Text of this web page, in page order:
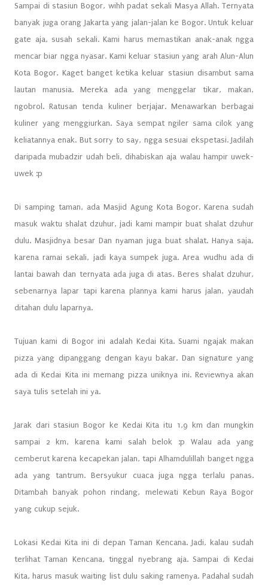
Sampai di stasiun Bogor, wihh padat sekali Masya Allah. Ternyata
banyak juga orang Jakarta yang jalan-jalan ke Bogor. Untuk keluar
gate aja, susah sekali. Kami harus memastikan anak-anak ngga
mencar biar ngga nyasar. Kami keluar stasiun yang arah Alun-Alun
Kota Bogor. Kaget banget ketika keluar stasiun disambut sama
lautan manusia. Mereka ada yang menggelar tikar, makan,
ngobrol. Ratusan tenda kuliner berjajar. Menawarkan berbagai
kuliner yang menggiurkan. Saya sempat ngiler sama cilok yang
keliatannya enak. But sorry to say, ngga sesuai ekspetasi. Jadilah
daripada mubadzir udah beli, dihabiskan aja walau hampir uwek-
uwek :p
Di samping taman, ada Masjid Agung Kota Bogor. Karena sudah
masuk waktu shalat dzuhur, jadi kami mampir buat shalat dzuhur
dulu. Masjidnya besar Dan nyaman juga buat shalat. Hanya saja,
karena ramai sekali, jadi kaya sumpek juga. Area wudhu ada di
lantai bawah dan ternyata ada juga di atas. Beres shalat dzuhur,
sebenarnya lapar tapi karena plannya kami harus jalan, yaudah
ditahan dulu laparnya.
Tujuan kami di Bogor ini adalah Kedai Kita. Suami ngajak makan
pizza yang dipanggang dengan kayu bakar. Dan signature yang
ada di Kedai Kita ini memang pizza uniknya ini. Reviewnya akan
saya tulis setelah ini ya.
Jarak dari stasiun Bogor ke Kedai Kita itu 1,9 km dan mungkin
sampai 2 km, karena kami salah belok :p Walau ada yang
cemberut karena kecapekan jalan, tapi Alhamdulillah banget ngga
ada yang tantrum. Bersyukur cuaca juga ngga terlalu panas.
Ditambah banyak pohon rindang, melewati Kebun Raya Bogor
yang cukup sejuk.
Lokasi Kedai Kita ini di depan Taman Kencana. Jadi, kalau sudah
terlihat Taman Kencana, tinggal nyebrang aja. Sampai di Kedai
Kita, harus masuk waiting list dulu saking ramenya. Padahal sudah